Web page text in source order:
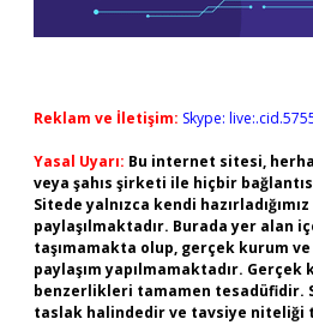
Reklam ve İletişim: Skype:
Yasal Uyarı: Bu internet sitesi,
veya şahıs şirketi ile hiçbir
Sitede yalnızca kendi
paylaşılmaktadır. Burada yer alan
taşımamakta olup, gerçek kurum
paylaşım yapılmamaktadır.
benzerlikleri tamamen tesadüfidir.
taslak halindedir ve tavsiye niteliği